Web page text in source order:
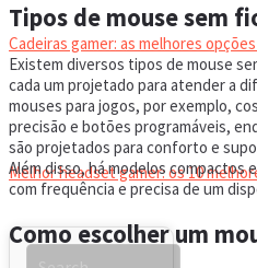
Cadeiras gamer: as melhores
HEADSET
Melhor headset gamer: os 10
Tipos de mouse sem
Existem diversos tipos de mouse
cada um projetado para atender a
mouses para jogos, por exemplo,
precisão e botões programáveis,
são projetados para conforto e
Além disso, há modelos compactos
com frequência e precisa de um
Como escolher um